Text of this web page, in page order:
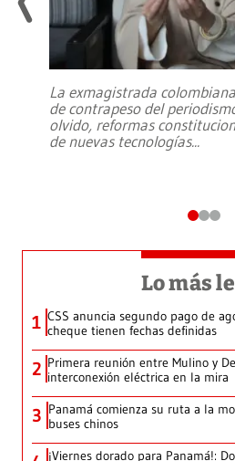
La exmagistrada
de contrapeso del
olvido, reformas
de nuevas tecnologías...
Lo más
1 CSS anuncia segundo pago de
cheque tienen fechas definidas
2 Primera reunión entre Mulino y
interconexión eléctrica en la mira
3 Panamá comienza su ruta a la
buses chinos
¡Viernes dorado para Panamá!: